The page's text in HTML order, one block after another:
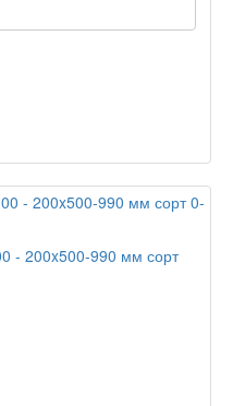
- 200x500-990 мм сорт